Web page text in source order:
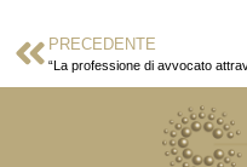
PRECEDENTE